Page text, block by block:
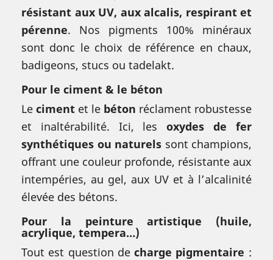
résistant aux UV, aux alcalis, respirant et
pérenne. Nos pigments 100% minéraux
sont donc le choix de référence en chaux,
badigeons, stucs ou tadelakt.
Pour le ciment & le béton
Le ciment et le béton réclament robustesse
et inaltérabilité. Ici, les oxydes de fer
synthétiques ou naturels sont champions,
offrant une couleur profonde, résistante aux
intempéries, au gel, aux UV et à l’alcalinité
élevée des bétons.
Pour la peinture artistique (huile,
acrylique, tempera…)
Tout est question de charge pigmentaire :